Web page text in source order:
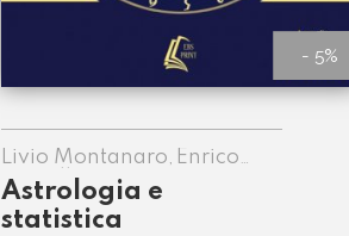
- 5%
Astrologia e
statistica
Livio Montanaro , Enrico
Ruscalla